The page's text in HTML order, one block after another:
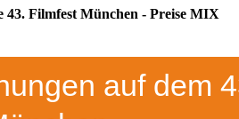
43. Filmfest München - Preise MIX
auf dem